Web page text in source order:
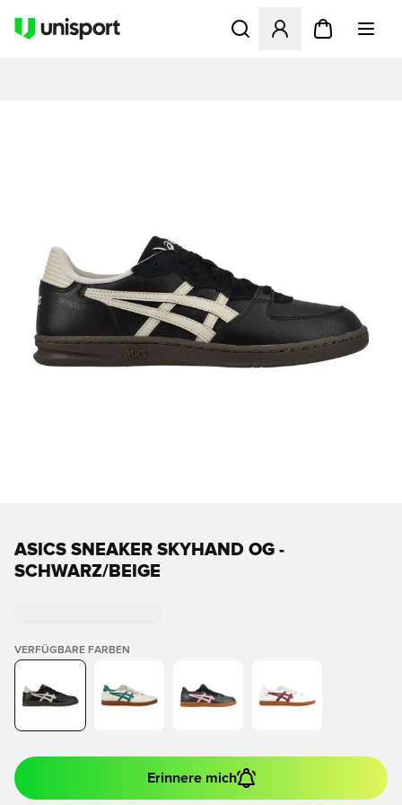
Öffnet ein neues Fenster
ASICS SNEAKER SKYHAND OG -
SCHWARZ/BEIGE
VERFÜGBARE FARBEN
Erinnere mich